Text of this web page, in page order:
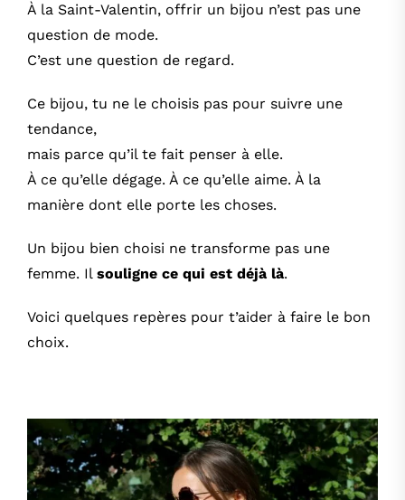
À la Saint-Valentin, offrir un bijou n’est pas une
question de mode.
C’est une question de regard.
Ce bijou, tu ne le choisis pas pour suivre une
tendance,
mais parce qu’il te fait penser à elle.
À ce qu’elle dégage. À ce qu’elle aime. À la
manière dont elle porte les choses.
Un bijou bien choisi ne transforme pas une
femme. Il souligne ce qui est déjà là.
Voici quelques repères pour t’aider à faire le bon
choix.